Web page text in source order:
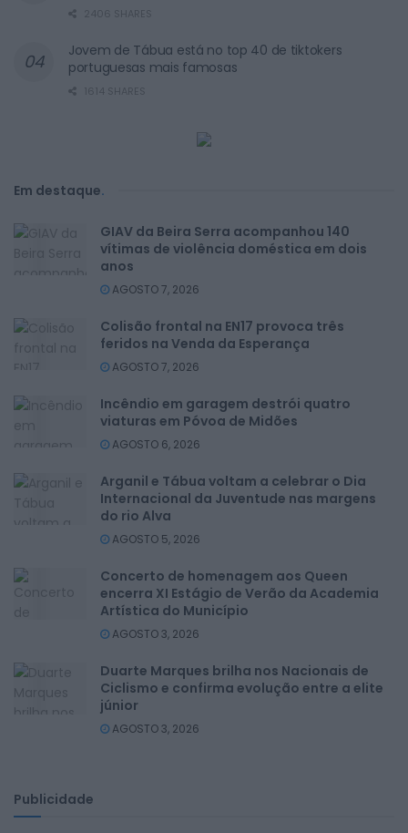
2406 SHARES
Jovem de Tábua está no top 40 de tiktokers
portuguesas mais famosas
1614 SHARES
Em destaque.
GIAV da Beira Serra acompanhou 140
vítimas de violência doméstica em dois
anos
AGOSTO 7, 2026
Colisão frontal na EN17 provoca três
feridos na Venda da Esperança
AGOSTO 7, 2026
Incêndio em garagem destrói quatro
viaturas em Póvoa de Midões
AGOSTO 6, 2026
Arganil e Tábua voltam a celebrar o Dia
Internacional da Juventude nas margens
do rio Alva
AGOSTO 5, 2026
Concerto de homenagem aos Queen
encerra XI Estágio de Verão da Academia
Artística do Município
AGOSTO 3, 2026
Duarte Marques brilha nos Nacionais de
Ciclismo e confirma evolução entre a elite
júnior
AGOSTO 3, 2026
Publicidade